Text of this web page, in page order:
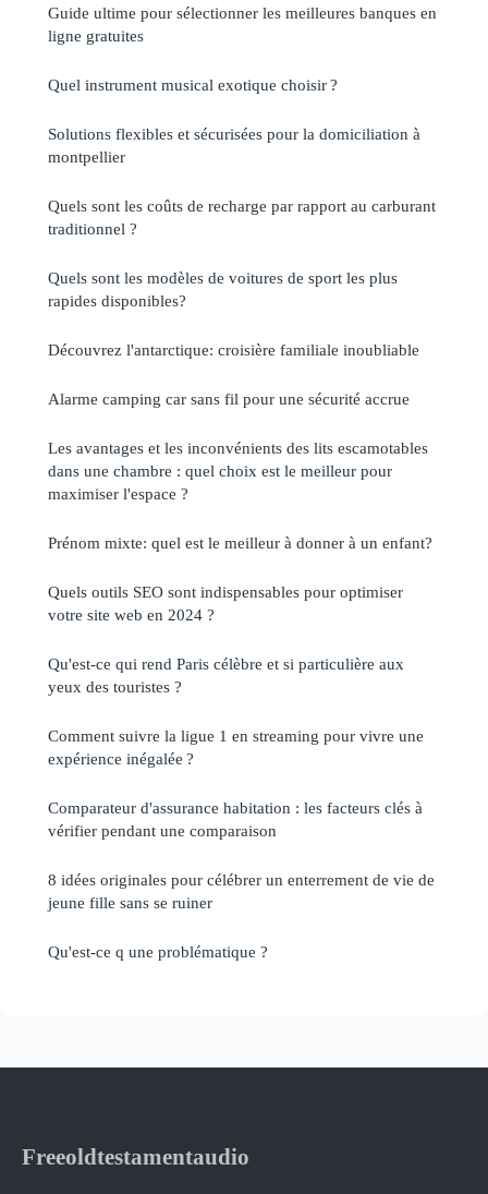
Guide ultime pour sélectionner les meilleures banques en
ligne gratuites
Quel instrument musical exotique choisir ?
Solutions flexibles et sécurisées pour la domiciliation à
montpellier
Quels sont les coûts de recharge par rapport au carburant
traditionnel ?
Quels sont les modèles de voitures de sport les plus
rapides disponibles?
Découvrez l'antarctique: croisière familiale inoubliable
Alarme camping car sans fil pour une sécurité accrue
Les avantages et les inconvénients des lits escamotables
dans une chambre : quel choix est le meilleur pour
maximiser l'espace ?
Prénom mixte: quel est le meilleur à donner à un enfant?
Quels outils SEO sont indispensables pour optimiser
votre site web en 2024 ?
Qu'est-ce qui rend Paris célèbre et si particulière aux
yeux des touristes ?
Comment suivre la ligue 1 en streaming pour vivre une
expérience inégalée ?
Comparateur d'assurance habitation : les facteurs clés à
vérifier pendant une comparaison
8 idées originales pour célébrer un enterrement de vie de
jeune fille sans se ruiner
Qu'est-ce q une problématique ?
Freeoldtestamentaudio